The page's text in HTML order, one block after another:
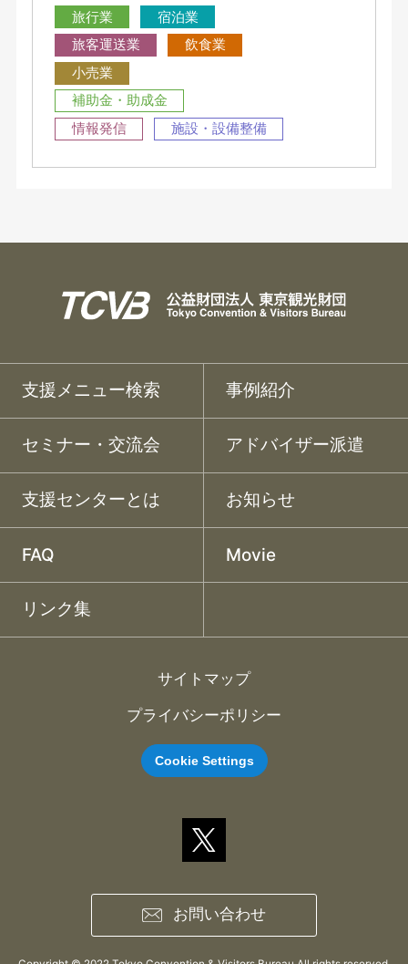
旅行業
宿泊業
旅客運送業
飲食業
小売業
補助金・助成金
情報発信
施設・設備整備
支援メニュー検索 事例紹介
セミナー・交流会 アドバイザー派遣
支援センターとは お知らせ
FAQ Movie
リンク集
サイトマップ
プライバシーポリシー
Cookie Settings
お問い合わせ